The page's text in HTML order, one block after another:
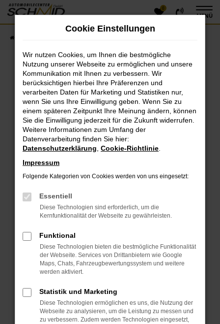
Zum
Hauptinhalt
0
MENÜ
Fehler: Network Error
Beim Laden ist ein Fehler aufgetreten.
Hier sind ein paar Tipps, die dir helfen können:
Überprüfe deine Firewall und deine
Internetverbindung.
Laden andere Webseiten, zum Beispiel deine
Suchmaschine?
Prüfe deine Browsererweiterungen.
das Laden bestimmter Seiten verhindern.
Funktioniert die Seite in einem anderen Browser
oder in einem privaten Fenster?
Das kann manchmal helfen, vorübergehende
Probleme zu beheben.
Stelle sicher, dass dein Browser und dein
Betriebssystem auf dem neuesten Stand sind.
Sicherheitsrisiko, sondern kann auch dazu führen,
dass bestimmte Funktionen nicht mehr
unterstützt werden.
Cookie Einstellungen
Wir nutzen Cookies, um Ihnen die bestmögliche
Nutzung unserer Webseite zu ermöglichen und unsere
Kommunikation mit Ihnen zu verbessern. Wir
berücksichtigen hierbei Ihre Präferenzen und
verarbeiten Daten für Marketing und Statistiken nur,
wenn Sie uns Ihre Einwilligung geben. Wenn Sie zu
einem späteren Zeitpunkt Ihre Meinung ändern, können
Sie die Einwilligung jederzeit für die Zukunft widerrufen.
Weitere Informationen zum Umfang der
Datenverarbeitung finden Sie hier:
Datenschutzerklärung Cookie-Richtlinie
Impressum
Folgende Kategorien von Cookies werden von uns eingesetzt:
Essentiell
Diese Technologien sind erforderlich, um die
Kernfunktionalität der Webseite zu gewährleisten.
Funktional
Diese Technologien bieten die bestmögliche Funktionalität
der Webseite. Services von Drittanbietern wie Google
Maps, Chats, Fahrzeugbewertungssystem und weitere
werden aktiviert.
Statistik und Marketing
Diese Technologien ermöglichen es uns, die Nutzung der
Webseite zu analysieren, um die Leistung zu messen und
zu verbessern. Zudem werden Technologien eingesetzt,